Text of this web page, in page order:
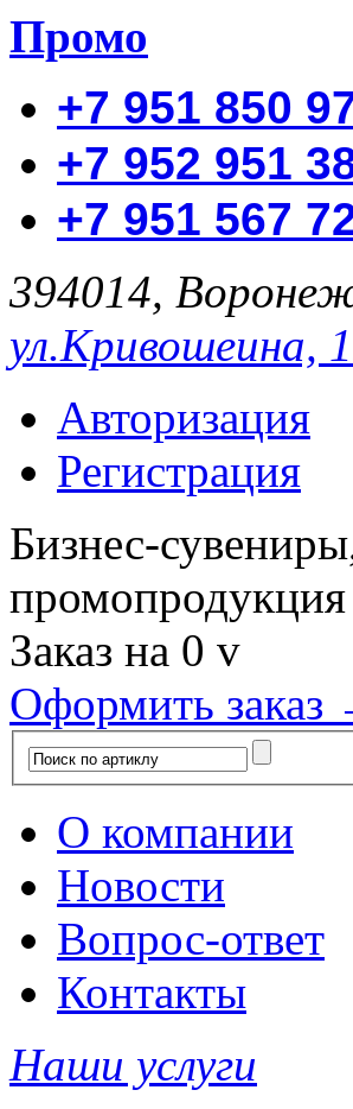
Промо
+7 951 850
+7 952 951
+7 951 567
394014,
ул.Кривошеина,
Авторизация
Регистрация
Бизнес-
промопродукция
Заказ на 0 v
Оформить заказ
О компании
Новости
Вопрос-ответ
Контакты
Наши услуги